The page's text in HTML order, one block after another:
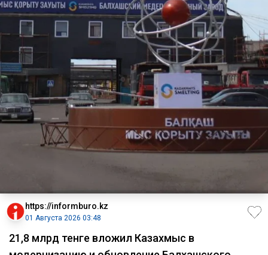
https://informburo.kz
01 Августа 2026 03:48
21,8 млрд тенге вложил Казахмыс в